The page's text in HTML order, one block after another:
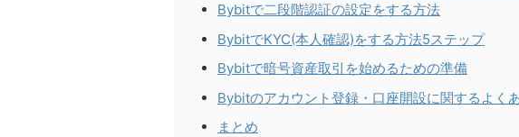
Bybitで二段階認証の設定をする方法
BybitでKYC(本人確認)をする方法5ステップ
Bybitで暗号資産取引を始めるための準備
Bybitのアカウント登録・口座開設に関するよく
まとめ